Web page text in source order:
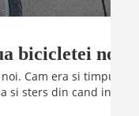
bicicletei noi
Cam era si timpul
si sters din cand in